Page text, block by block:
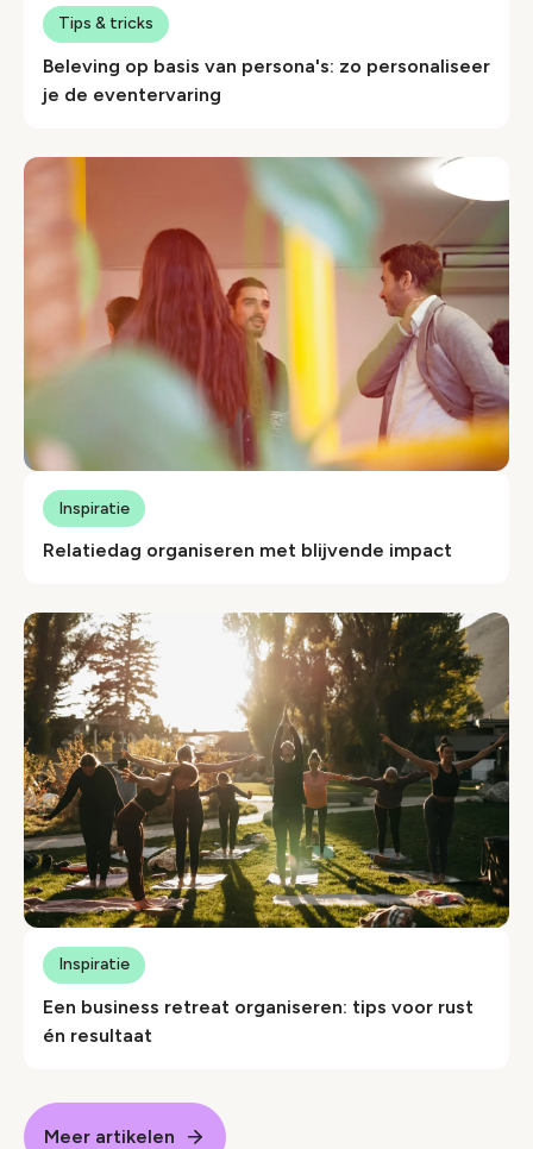
Beleving op basis van persona's: zo personaliseer
je de eventervaring
Tips & tricks
Relatiedag organiseren met blijvende impact
Inspiratie
Een business retreat organiseren: tips voor rust
én resultaat
Inspiratie
Meer artikelen